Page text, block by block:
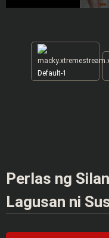
Default-1
Perlas ng
Lagusan ni